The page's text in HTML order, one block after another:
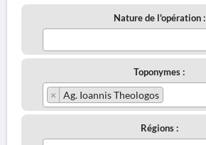
Nature de l'opération :
Toponymes :
× Ag. Ioannis Theologos
Régions :